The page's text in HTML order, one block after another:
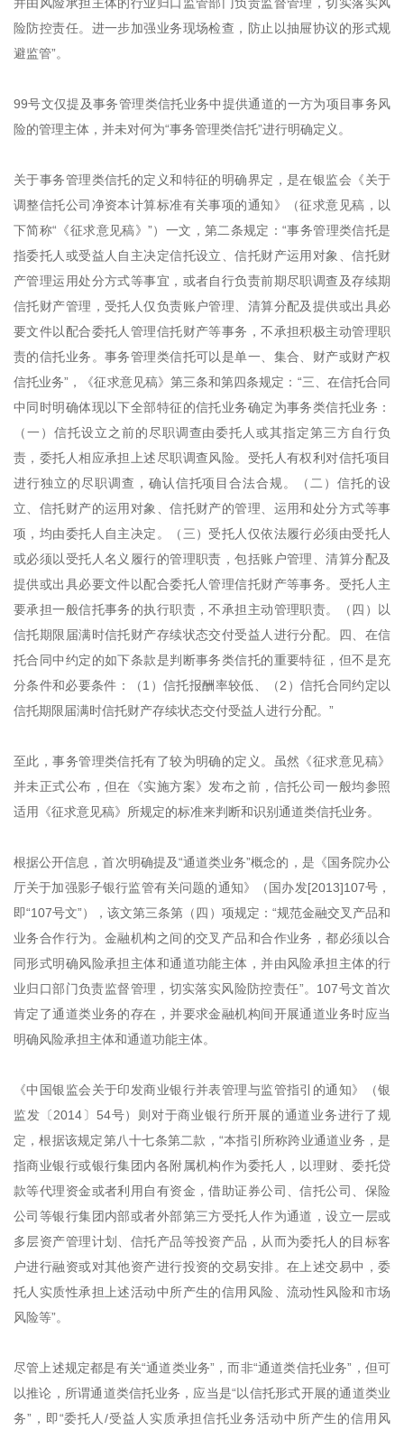
险防控责任。进一步加强业务现场检查，防止以抽屉协议的形式规
避监管”。
99号文仅提及事务管理类信托业务中提供通道的一方为项目事务风
险的管理主体，并未对何为“事务管理类信托”进行明确定义。
关于事务管理类信托的定义和特征的明确界定，是在银监会《关于
调整信托公司净资本计算标准有关事项的通知》（征求意见稿，以
下简称“《征求意见稿》”）一文，第二条规定：“事务管理类信托是
指委托人或受益人自主决定信托设立、信托财产运用对象、信托财
产管理运用处分方式等事宜，或者自行负责前期尽职调查及存续期
信托财产管理，受托人仅负责账户管理、清算分配及提供或出具必
要文件以配合委托人管理信托财产等事务，不承担积极主动管理职
责的信托业务。事务管理类信托可以是单一、集合、财产或财产权
信托业务”，《征求意见稿》第三条和第四条规定：“三、在信托合同
中同时明确体现以下全部特征的信托业务确定为事务类信托业务：
（一）信托设立之前的尽职调查由委托人或其指定第三方自行负
责，委托人相应承担上述尽职调查风险。受托人有权利对信托项目
进行独立的尽职调查，确认信托项目合法合规。（二）信托的设
立、信托财产的运用对象、信托财产的管理、运用和处分方式等事
项，均由委托人自主决定。（三）受托人仅依法履行必须由受托人
或必须以受托人名义履行的管理职责，包括账户管理、清算分配及
提供或出具必要文件以配合委托人管理信托财产等事务。受托人主
要承担一般信托事务的执行职责，不承担主动管理职责。（四）以
信托期限届满时信托财产存续状态交付受益人进行分配。四、在信
托合同中约定的如下条款是判断事务类信托的重要特征，但不是充
分条件和必要条件：（1）信托报酬率较低、（2）信托合同约定以
信托期限届满时信托财产存续状态交付受益人进行分配。”
至此，事务管理类信托有了较为明确的定义。虽然《征求意见稿》
并未正式公布，但在《实施方案》发布之前，信托公司一般均参照
适用《征求意见稿》所规定的标准来判断和识别通道类信托业务。
根据公开信息，首次明确提及“通道类业务”概念的，是《国务院办公
厅关于加强影子银行监管有关问题的通知》（国办发[2013]107号，
即“107号文”），该文第三条第（四）项规定：“规范金融交叉产品和
业务合作行为。金融机构之间的交叉产品和合作业务，都必须以合
同形式明确风险承担主体和通道功能主体，并由风险承担主体的行
业归口部门负责监督管理，切实落实风险防控责任”。107号文首次
肯定了通道类业务的存在，并要求金融机构间开展通道业务时应当
明确风险承担主体和通道功能主体。
《中国银监会关于印发商业银行并表管理与监管指引的通知》（银
监发〔2014〕54号）则对于商业银行所开展的通道业务进行了规
定，根据该规定第八十七条第二款，“本指引所称跨业通道业务，是
指商业银行或银行集团内各附属机构作为委托人，以理财、委托贷
款等代理资金或者利用自有资金，借助证券公司、信托公司、保险
公司等银行集团内部或者外部第三方受托人作为通道，设立一层或
多层资产管理计划、信托产品等投资产品，从而为委托人的目标客
户进行融资或对其他资产进行投资的交易安排。在上述交易中，委
托人实质性承担上述活动中所产生的信用风险、流动性风险和市场
风险等”。
尽管上述规定都是有关“通道类业务”，而非“通道类信托业务”，但可
以推论，所谓通道类信托业务，应当是“以信托形式开展的通道类业
务”，即“委托人/受益人实质承担信托业务活动中所产生的信用风